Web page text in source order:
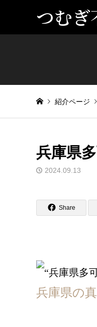
つむぎ
紹介ページ
兵庫県
2024.09.13
Share
兵庫県の